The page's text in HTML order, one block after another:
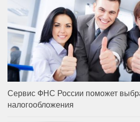
Сервис ФНС России поможет
налогообложения